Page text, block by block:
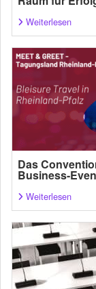
Weiterlesen
Das
Business-
Weiterlesen